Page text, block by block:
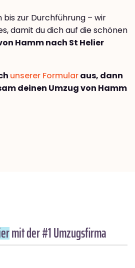
zur Durchführung – wir
damit du dich auf die schönen
Hamm nach St Helier
unserer Formularaus, dann
deinen Umzug von Hamm
mit der #1 Umzugsfirma